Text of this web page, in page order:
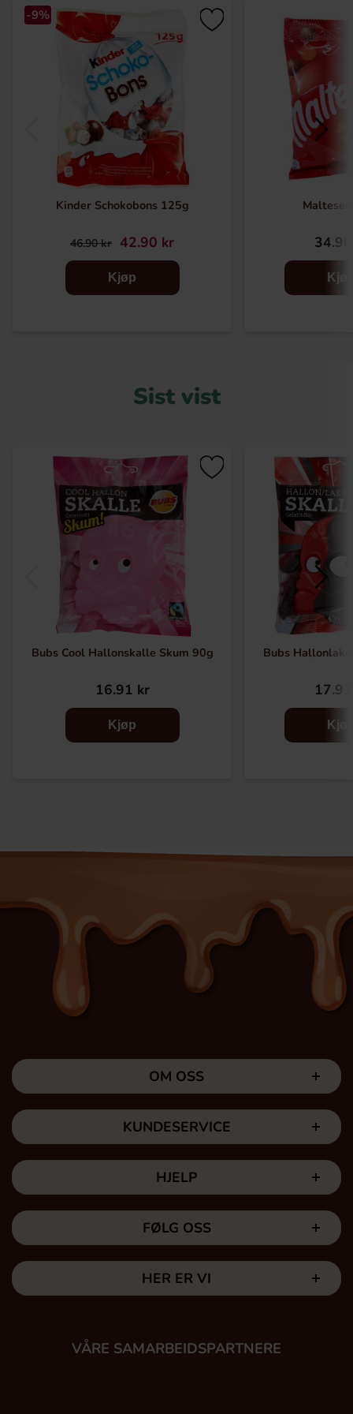
-9%
Kinder Schokobons 125g
46.90 kr 42.90 kr
Kjøp
Sist vist
Bubs Cool Hallonskalle Skum 90g
16.91 kr
Kjøp
Bubs
OM OSS
KUNDESERVICE
HJELP
FØLG OSS
HER ER VI
VÅRE SAMARBEIDSPARTNERE